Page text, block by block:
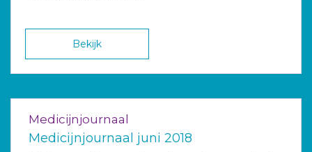
Bekijk
Medicijnjournaal
Medicijnjournaal juni 2018